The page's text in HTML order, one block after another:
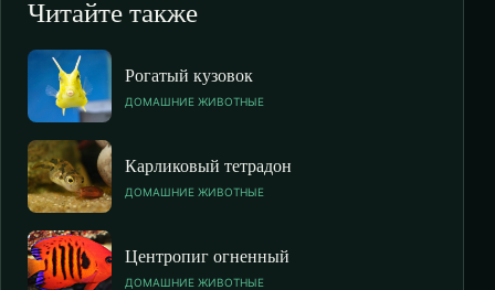
Читайте также
Рогатый кузовок
ДОМАШНИЕ ЖИВОТНЫЕ
Карликовый тетрадон
ДОМАШНИЕ ЖИВОТНЫЕ
Центропиг огненный
ДОМАШНИЕ ЖИВОТНЫЕ